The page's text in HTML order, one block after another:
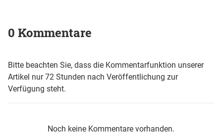
0 Kommentare
Bitte beachten Sie, dass die Kommentarfunktion unserer
Artikel nur 72 Stunden nach Veröffentlichung zur
Verfügung steht.
Noch keine Kommentare vorhanden.